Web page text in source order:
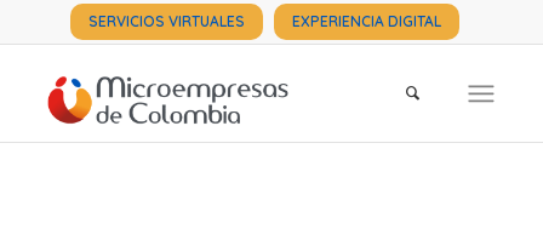
SERVICIOS VIRTUALES EXPERIENCIA DIGITAL